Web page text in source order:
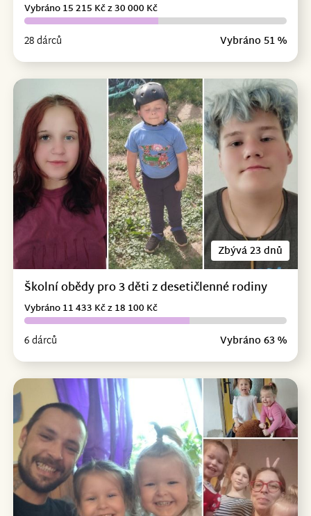
28 dárců Vybráno 51 %
Vybráno 15 215 Kč z 30 000 Kč
Zbývá 23 dnů
Školní obědy pro 3 děti z desetičlenné rodiny
6 dárců Vybráno 63 %
Vybráno 11 433 Kč z 18 100 Kč